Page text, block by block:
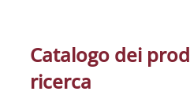
Catalogo dei
ricerca